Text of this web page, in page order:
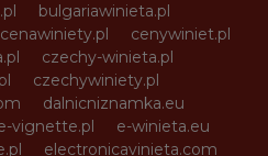
bulgariawinieta.pl
cenawiniety.pl
cenywiniet.pl
czechy-winieta.pl
czechywiniety.pl
dalnicniznamka.eu
vignette.pl
e-winieta.eu
electronicavinieta.com